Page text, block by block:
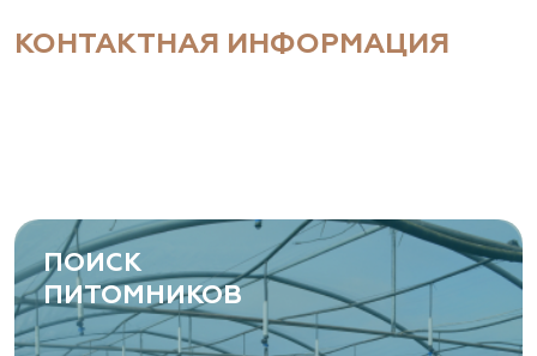
КОНТАКТНАЯ ИНФОРМАЦИЯ
ПОИСК
ПИТОМНИКОВ